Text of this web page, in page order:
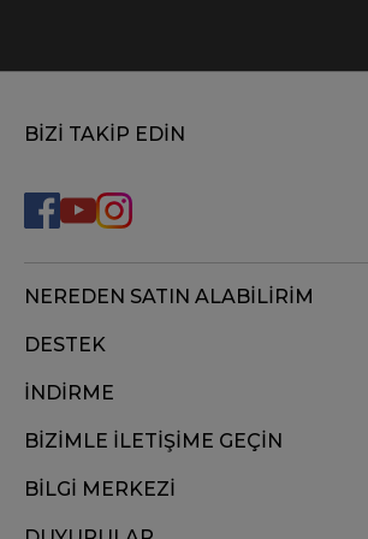
BİZİ TAKİP EDİN
NEREDEN SATIN ALABİLİRİM
DESTEK
İNDİRME
BİZİMLE İLETİŞİME GEÇİN
BİLGİ MERKEZİ